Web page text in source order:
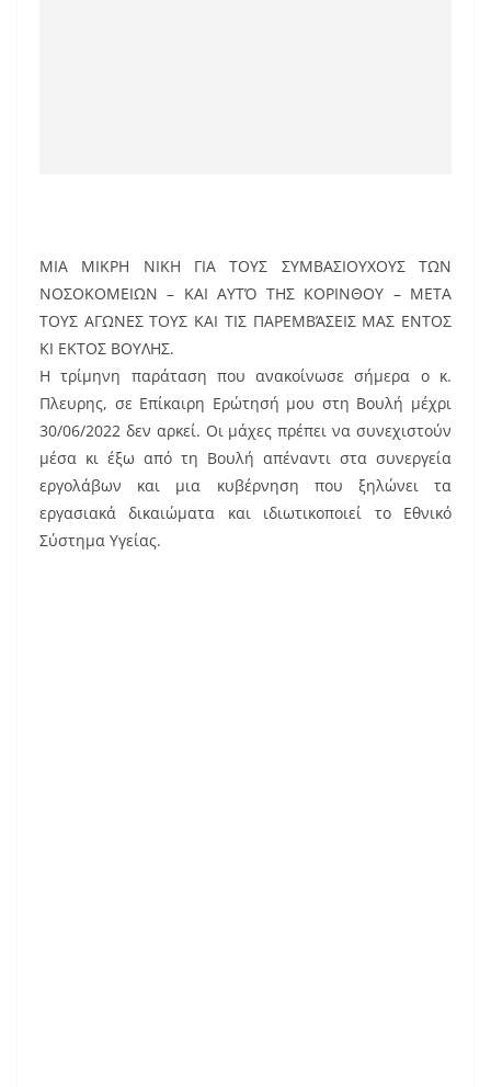
ΜΙΑ ΜΙΚΡΗ ΝΙΚΗ ΓΙΑ ΤΟΥΣ ΣΥΜΒΑΣΙΟΥΧΟΥΣ ΤΩΝ
ΝΟΣΟΚΟΜΕΙΩΝ – ΚΑΙ ΑΥΤΌ ΤΗΣ ΚΟΡΙΝΘΟΥ – ΜΕΤΑ
ΤΟΥΣ ΑΓΩΝΕΣ ΤΟΥΣ ΚΑΙ ΤΙΣ ΠΑΡΕΜΒΆΣΕΙΣ ΜΑΣ ΕΝΤΟΣ
ΚΙ ΕΚΤΟΣ ΒΟΥΛΗΣ.
Η τρίμηνη παράταση που ανακοίνωσε σήμερα ο κ.
Πλευρης, σε Επίκαιρη Ερώτησή μου στη Βουλή μέχρι
30/06/2022 δεν αρκεί. Οι μάχες πρέπει να συνεχιστούν
μέσα κι έξω από τη Βουλή απέναντι στα συνεργεία
εργολάβων και μια κυβέρνηση που ξηλώνει τα
εργασιακά δικαιώματα και ιδιωτικοποιεί το Εθνικό
Σύστημα Υγείας.